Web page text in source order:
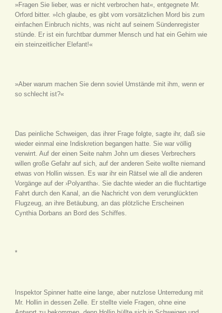
»Fragen Sie lieber, was er nicht verbrochen hat«, entgegnete Mr.
Orford bitter. »Ich glaube, es gibt vom vorsätzlichen Mord bis zum
einfachen Einbruch nichts, was nicht auf seinem Sündenregister
stünde. Er ist ein furchtbar dummer Mensch und hat ein Gehirn wie
ein steinzeitlicher Elefant!«
»Aber warum machen Sie denn soviel Umstände mit ihm, wenn er
so schlecht ist?«
Das peinliche Schweigen, das ihrer Frage folgte, sagte ihr, daß sie
wieder einmal eine Indiskretion begangen hatte. Sie war völlig
verwirrt. Auf der einen Seite nahm John um dieses Verbrechers
willen große Gefahr auf sich, auf der anderen Seite wollte niemand
etwas von Hollin wissen. Es war ihr ein Rätsel wie all die anderen
Vorgänge auf der ›Polyantha‹. Sie dachte wieder an die fluchtartige
Fahrt durch den Kanal, an die Nachricht von dem verunglückten
Flugzeug, an ihre Betäubung, an das plötzliche Erscheinen
Cynthia Dorbans an Bord des Schiffes.
*
Inspektor Spinner hatte eine lange, aber nutzlose Unterredung mit
Mr. Hollin in dessen Zelle. Er stellte viele Fragen, ohne eine